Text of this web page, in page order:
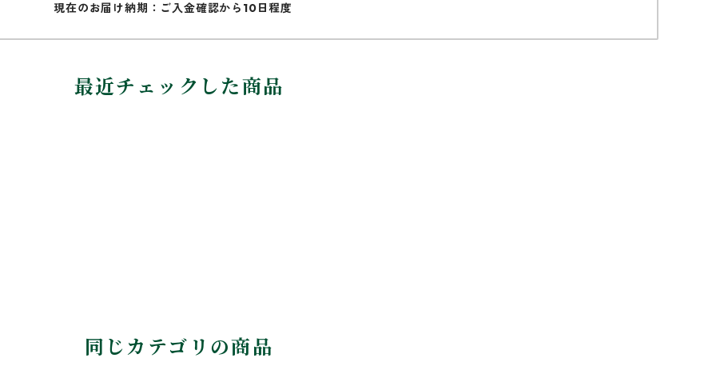
現在のお届け納期：ご入金確認から10日程度
最近チェックした商品
同じカテゴリの商品